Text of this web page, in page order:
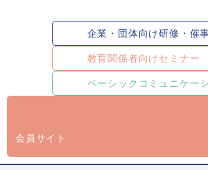
企業・団体向け研修・催
教育関係者向けセミナー
ベーシックコミュニケー
会員サイト